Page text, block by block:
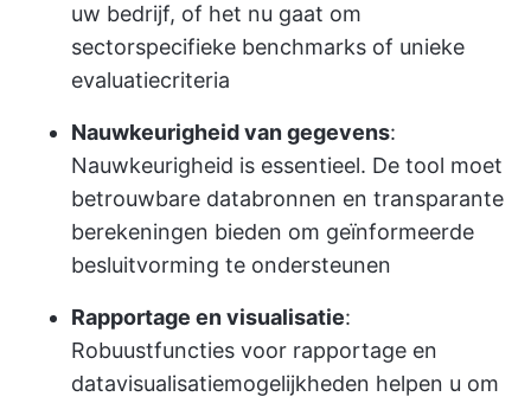
uw bedrijf, of het nu gaat om
sectorspecifieke benchmarks of unieke
evaluatiecriteria
Nauwkeurigheid van gegevens:
Nauwkeurigheid is essentieel. De tool moet
betrouwbare databronnen en transparante
berekeningen bieden om geïnformeerde
besluitvorming te ondersteunen
Rapportage en visualisatie:
Robuustfuncties voor rapportage en
datavisualisatiemogelijkheden helpen u om